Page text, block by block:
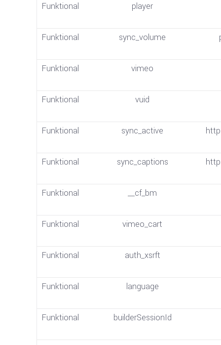
Funktional player
Funktional sync_volume
Funktional vimeo
Funktional vuid
Funktional sync_active
Funktional sync_captions
Funktional __cf_bm
Funktional vimeo_cart
Funktional auth_xsrft
Funktional language
Funktional builderSessionId